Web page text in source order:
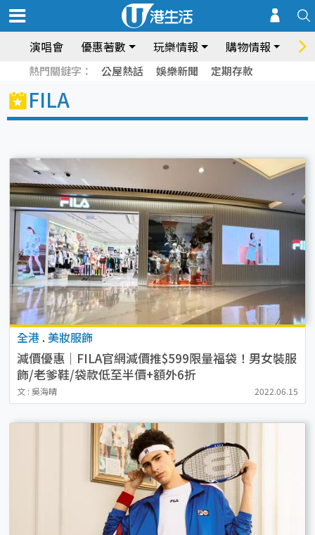
演唱會 優惠著數 玩樂情報 購物情報 飲
熱門關鍵字： 公屋熱話 娛樂新聞 定期存款
FILA
全港 . 美妝服飾
減價優惠｜FILA官網減價推$599限量福袋！男女裝服
飾/老爹鞋/袋款低至半價+額外6折
文 : 吳海晴 2022.06.15